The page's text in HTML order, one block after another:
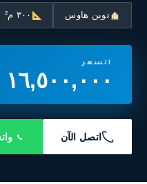
توين هاوس ٣٠٠ م²
السعر
١٦,٥٠٠,٠٠٠
اتصل الآن